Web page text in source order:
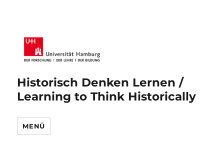
Historisch Denken Lernen /
Learning to Think Historically
MENÜ